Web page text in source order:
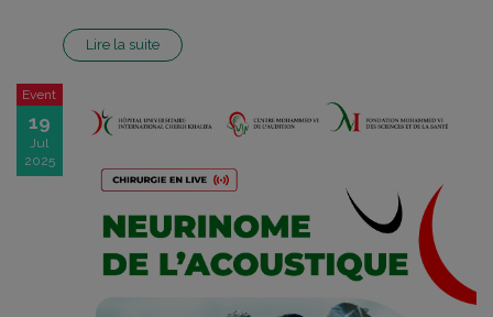
Lire la suite
Event
19
Jul
2025